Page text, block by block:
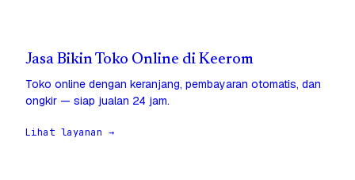
Jasa Bikin Toko Online di Keerom
Toko online dengan keranjang, pembayaran otomatis, dan
ongkir — siap jualan 24 jam.
Lihat layanan →